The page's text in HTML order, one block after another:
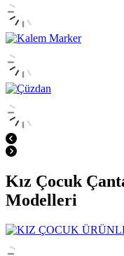
Kız Çocuk
Modelleri